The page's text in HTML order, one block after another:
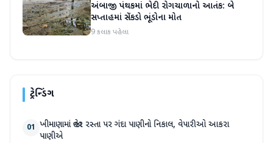
અંબાજી પંથકમાં ભેદી રોગચાળાનો આતંક: બે
સપ્તાહમાં સેંકડો ભૂંડોના મોત
9 કલાક પહેલા
ટ્રેન્ડિંગ
01 ખીમાણામાં જાહેર રસ્તા પર ગંદા પાણીનો નિકાલ, વેપારીઓ આકરા
પાણીએ